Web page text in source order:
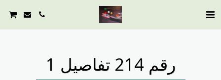
رقم 214 تفاصيل 1